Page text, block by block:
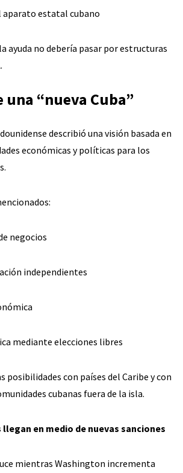
aparato estatal cubano
ayuda no debería pasar por estructuras
una “nueva Cuba”
describió una visión basada en
económicas y políticas para los
negocios
independientes
mediante elecciones libres
posibilidades con países del Caribe y con
cubanas fuera de la isla.
en medio de nuevas sanciones
mientras Washington incrementa